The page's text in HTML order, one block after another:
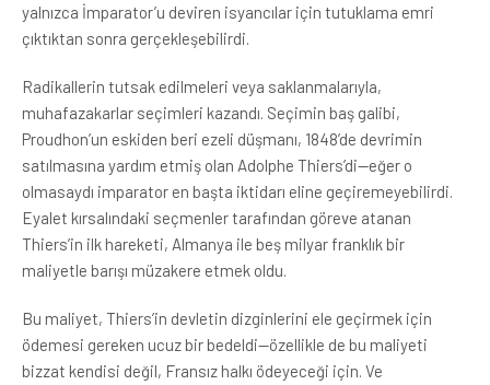
yalnızca İmparator’u deviren isyancılar için tutuklama emri
çıktıktan sonra gerçekleşebilirdi.
Radikallerin tutsak edilmeleri veya saklanmalarıyla,
muhafazakarlar seçimleri kazandı. Seçimin baş galibi,
Proudhon’un eskiden beri ezeli düşmanı, 1848’de devrimin
satılmasına yardım etmiş olan Adolphe Thiers’di—eğer o
olmasaydı imparator en başta iktidarı eline geçiremeyebilirdi.
Eyalet kırsalındaki seçmenler tarafından göreve atanan
Thiers’in ilk hareketi, Almanya ile beş milyar franklık bir
maliyetle barışı müzakere etmek oldu.
Bu maliyet, Thiers’in devletin dizginlerini ele geçirmek için
ödemesi gereken ucuz bir bedeldi—özellikle de bu maliyeti
bizzat kendisi değil, Fransız halkı ödeyeceği için. Ve